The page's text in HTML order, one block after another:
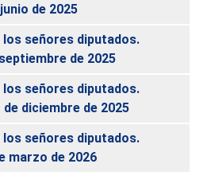
de 2025
señores diputados.
de 2025
señores diputados.
diciembre de 2025
señores diputados.
marzo de 2026